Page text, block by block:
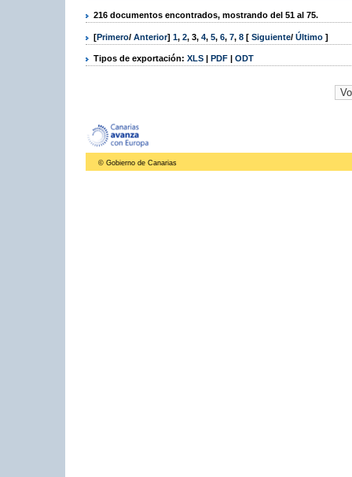
216 documentos encontrados, mostrando del 51 al 75.
[Primero/ Anterior] 1, 2, 3, 4, 5, 6, 7, 8 [ Siguiente/ Último ]
Tipos de exportación: XLS | PDF | ODT
© Gobierno de Canarias